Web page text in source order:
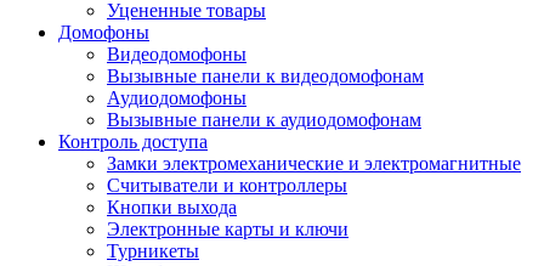
Уцененные товары
Домофоны
Видеодомофоны
Вызывные панели к видеодомофонам
Аудиодомофоны
Вызывные панели к аудиодомофонам
Контроль доступа
Замки электромеханические и электромагнитные
Считыватели и контроллеры
Кнопки выхода
Электронные карты и ключи
Турникеты